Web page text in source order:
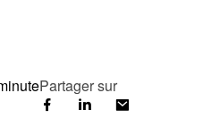
Partager sur